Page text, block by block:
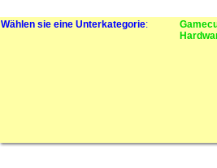
Wählen sie eine Unterkategorie: